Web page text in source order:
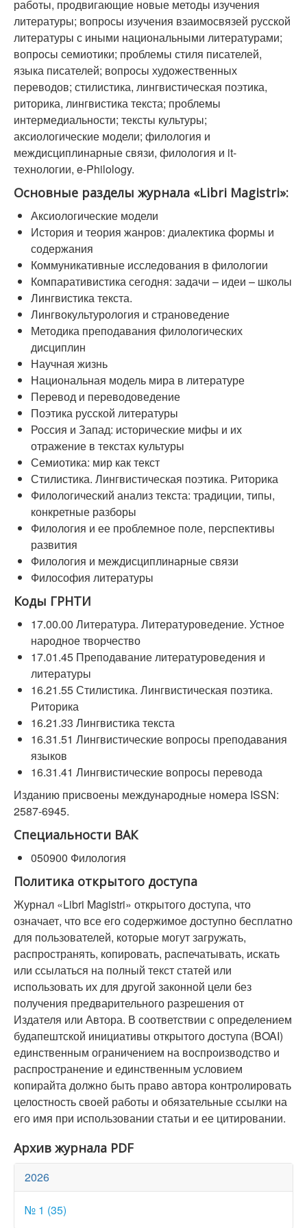
работы, продвигающие новые методы изучения
литературы; вопросы изучения взаимосвязей русской
литературы с иными национальными литературами;
вопросы семиотики; проблемы стиля писателей,
языка писателей; вопросы художественных
переводов; стилистика, лингвистическая поэтика,
риторика, лингвистика текста; проблемы
интермедиальности; тексты культуры;
аксиологические модели; филология и
междисциплинарные связи, филология и it-
технологии, e-Philology.
Основные разделы журнала «Libri Magistri»:
Аксиологические модели
История и теория жанров: диалектика формы и
содержания
Коммуникативные исследования в филологии
Компаративистика сегодня: задачи – идеи – школы
Лингвистика текста.
Лингвокультурология и страноведение
Методика преподавания филологических
дисциплин
Научная жизнь
Национальная модель мира в литературе
Перевод и переводоведение
Поэтика русской литературы
Россия и Запад: исторические мифы и их
отражение в текстах культуры
Семиотика: мир как текст
Стилистика. Лингвистическая поэтика. Риторика
Филологический анализ текста: традиции, типы,
конкретные разборы
Филология и ее проблемное поле, перспективы
развития
Филология и междисциплинарные связи
Философия литературы
Коды ГРНТИ
17.00.00 Литература. Литературоведение. Устное
народное творчество
17.01.45 Преподавание литературоведения и
литературы
16.21.55 Стилистика. Лингвистическая поэтика.
Риторика
16.21.33 Лингвистика текста
16.31.51 Лингвистические вопросы преподавания
языков
16.31.41 Лингвистические вопросы перевода
Изданию присвоены международные номера ISSN:
2587-6945.
Специальности ВАК
050900 Филология
Политика открытого доступа
Журнал «Libri Magistri» открытого доступа, что
означает, что все его содержимое доступно бесплатно
для пользователей, которые могут загружать,
распространять, копировать, распечатывать, искать
или ссылаться на полный текст статей или
использовать их для другой законной цели без
получения предварительного разрешения от
Издателя или Автора. В соответствии с определением
будапештской инициативы открытого доступа (BOAI)
единственным ограничением на воспроизводство и
распространение и единственным условием
копирайта должно быть право автора контролировать
целостность своей работы и обязательные ссылки на
его имя при использовании статьи и ее цитировании.
Архив журнала PDF
2026
№ 1 (35)